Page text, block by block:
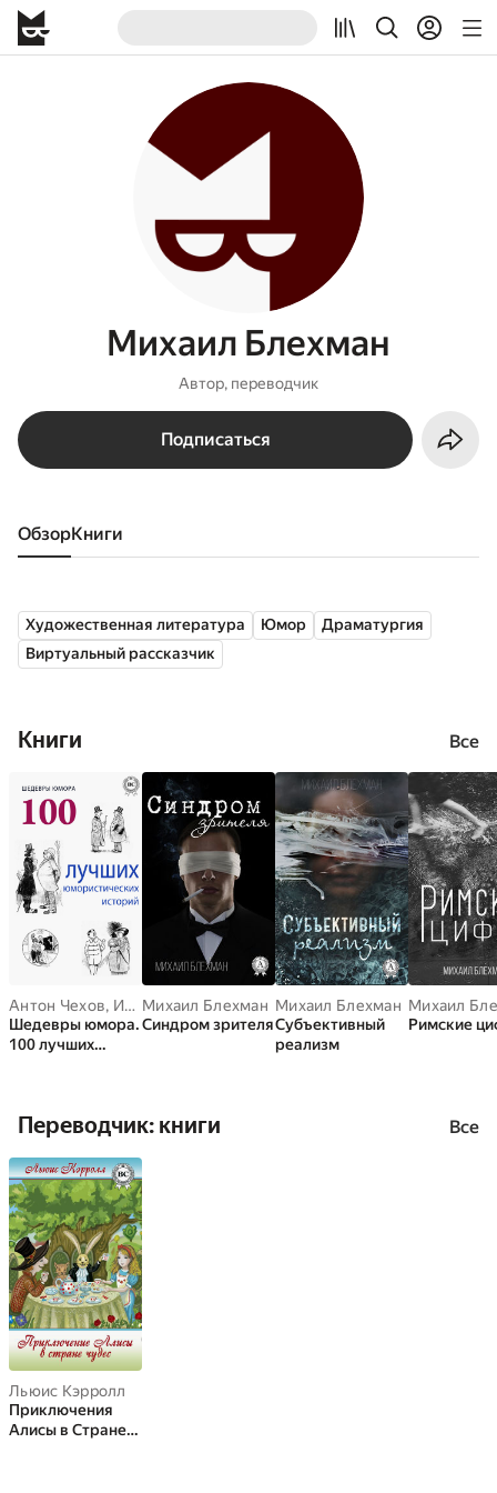
Михаил Блехман
Автор, переводчик
Подписаться
Обзор книги
Художественная литература Юмор
Драматургия
Виртуальный рассказчик
Книги Все
Антон Чехов, Илья Ильф , Аркадий Аверченко,Леонид Андреев,
Шедевры юмора.
100 лучших
Михаил Блехман
Синдром зрителя
Михаил Блехман
Субъективный
реализм
Михаил
Римские
Переводчик: книги Все
Льюис Кэрролл
Приключения
Алисы в Стране